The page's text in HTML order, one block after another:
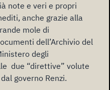
note e veri e propri
anche grazie alla
mole di
dell’Archivio del
degli
due “direttive” volute
governo Renzi.